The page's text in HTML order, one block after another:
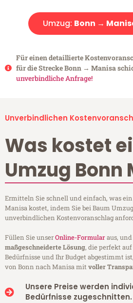
Umzug: Bonn →
Für einen detaillierte
für die Strecke Bonn → Manisa
unverbindliche Anfrage!
Unverbindlichen
Was kostet
Umzug Bonn
Ermitteln Sie schnell und einfach, was
Manisa kostet, indem Sie bei Baum
unverbindlichen Kostenvoranschlag
Füllen Sie unserOnline-Formularaus,
maßgeschneiderte Lösung, die perfekt
Bedürfnisse und Ihr Budget abgestimmt
von Bonn nach Manisa mitvoller
Unsere Preise werden
Bedürfnisse zugeschnitten.